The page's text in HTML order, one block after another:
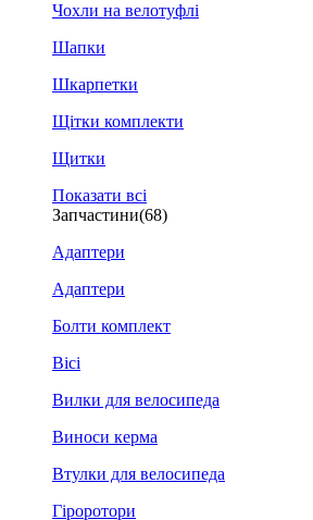
Чохли на велотуфлі
Шапки
Шкарпетки
Щітки комплекти
Щитки
Показати всі
Запчастини(68)
Адаптери
Адаптери
Болти комплект
Вісі
Вилки для велосипеда
Виноси керма
Втулки для велосипеда
Гіроротори